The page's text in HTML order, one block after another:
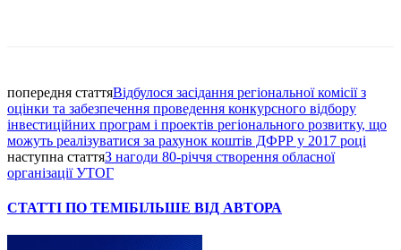
попередня статтяВідбулося засідання регіональної комісії з
оцінки та забезпечення проведення конкурсного відбору
інвестиційних програм і проектів регіонального розвитку, що
можуть реалізуватися за рахунок коштів ДФРР у 2017 році
наступна статтяЗ нагоди 80-річчя створення обласної
організації УТОГ
СТАТТІ ПО ТЕМІБІЛЬШЕ ВІД АВТОРА